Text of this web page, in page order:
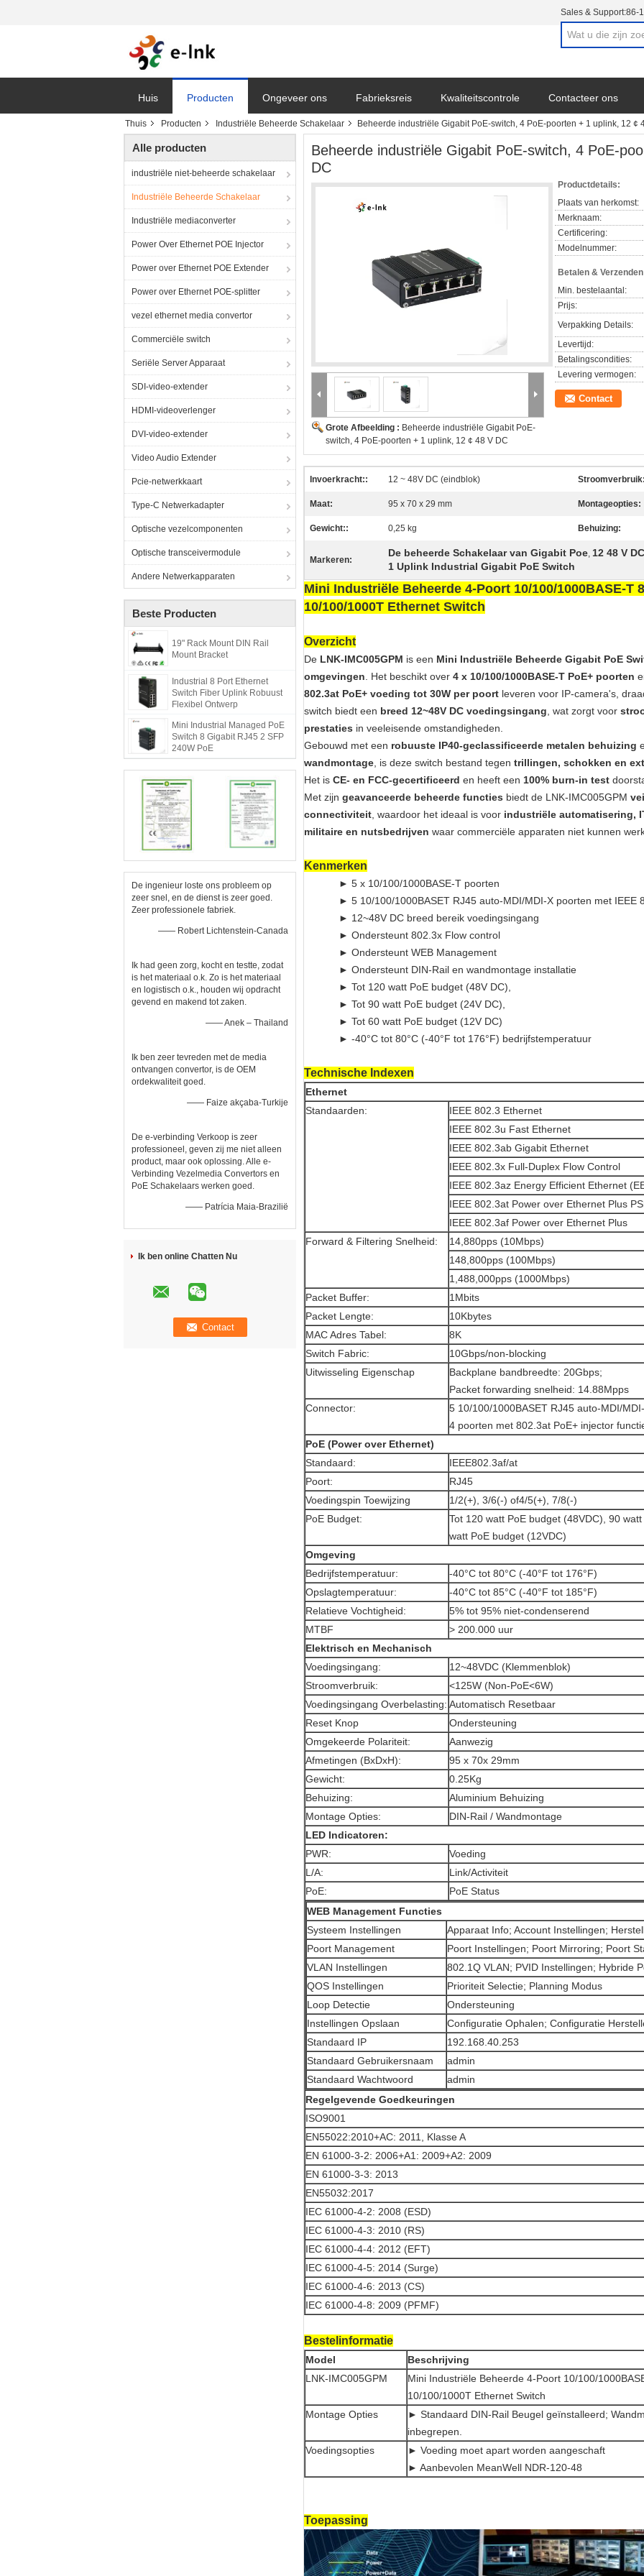
Sales & Support:86-
Huis Producten Ongeveer ons Fabrieksreis Kwaliteitscontrole Contacteer ons
Thuis Producten Industriële Beheerde Schakelaar Beheerde industriële Gigabit PoE-switch, 4 PoE-poorten + 1 uplink, 12 ¢
Alle producten
industriële niet-beheerde schakelaar
Industriële Beheerde Schakelaar
Industriële mediaconverter
Power Over Ethernet POE Injector
Power over Ethernet POE Extender
Power over Ethernet POE-splitter
vezel ethernet media convertor
Commerciële switch
Seriële Server Apparaat
SDI-video-extender
HDMI-videoverlenger
DVI-video-extender
Video Audio Extender
Pcie-netwerkkaart
Type-C Netwerkadapter
Optische vezelcomponenten
Optische transceivermodule
Andere Netwerkapparaten
Beste Producten
19" Rack Mount DIN Rail
Mount Bracket
Industrial 8 Port Ethernet
Switch Fiber Uplink Robuust
Flexibel Ontwerp
Mini Industrial Managed PoE
Switch 8 Gigabit RJ45 2 SFP
240W PoE
De ingenieur loste ons probleem op
zeer snel, en de dienst is zeer goed.
Zeer professionele fabriek.
—— Robert Lichtenstein-Canada
Ik had geen zorg, kocht en testte, zodat
is het materiaal o.k. Zo is het materiaal
en logistisch o.k., houden wij opdracht
gevend en makend tot zaken.
—— Anek – Thailand
Ik ben zeer tevreden met de media
ontvangen convertor, is de OEM
ordekwaliteit goed.
—— Faize akçaba-Turkije
De e-verbinding Verkoop is zeer
professioneel, geven zij me niet alleen
product, maar ook oplossing. Alle e-
Verbinding Vezelmedia Convertors en
PoE Schakelaars werken goed.
—— Patrícia Maia-Brazilië
Ik ben online Chatten Nu
Beheerde industriële Gigabit PoE-switch, 4 PoE-
DC
Grote Afbeelding : Beheerde industriële Gigabit PoE-
switch, 4 PoE-poorten + 1 uplink, 12 ¢ 48 V DC
Productdetails:
Plaats van herkomst:
Merknaam:
Certificering:
Modelnummer:
Betalen &
Min. bestelaantal:
Prijs:
Verpakking Details:
Levertijd:
Betalingscondities:
Levering vermogen:
Contact
Invoerkracht:: 12 ~ 48V DC (eindblok)
Maat: 95 x 70 x 29 mm Montageopties:
Gewicht:: 0,25 kg Behuizing:
Markeren:
De beheerde Schakelaar van Gigabit Poe, 12 48 V
1 Uplink Industrial Gigabit PoE Switch
Mini Industriële Beheerde 4-Poort 10/100/1000BASE-T
10/100/1000T Ethernet Switch
Overzicht
De LNK-IMC005GPM is een Mini Industriële Beheerde Gigabit PoE
omgevingen . Het beschikt over 4 x 10/100/1000BASE-T PoE+ poorten
802.3at PoE+ voeding tot 30W per poort leveren voor IP-camera's,
switch biedt een breed 12~48V DC voedingsingang , wat zorgt voor
prestaties in veeleisende omstandigheden.
Gebouwd met een robuuste IP40-geclassificeerde metalen behuizing
wandmontage , is deze switch bestand tegen trillingen, schokken en
Het is CE- en FCC-gecertificeerd en heeft een 100% burn-in test
Met zijn geavanceerde beheerde functies biedt de LNK-IMC005GPM
connectiviteit , waardoor het ideaal is voor industriële automatisering,
militaire en nutsbedrijven waar commerciële apparaten niet kunnen
Kenmerken
► 5 x 10/100/1000BASE-T poorten
► 5 10/100/1000BASET RJ45 auto-MDI/MDI-X poorten met IEEE
► 12~48V DC breed bereik voedingsingang
► Ondersteunt 802.3x Flow control
► Ondersteunt WEB Management
► Ondersteunt DIN-Rail en wandmontage installatie
► Tot 120 watt PoE budget (48V DC),
► Tot 90 watt PoE budget (24V DC),
► Tot 60 watt PoE budget (12V DC)
► -40°C tot 80°C (-40°F tot 176°F) bedrijfstemperatuur
Technische Indexen
Ethernet
Standaarden:
IEEE 802.3 Ethernet
IEEE 802.3u Fast Ethernet
IEEE 802.3ab Gigabit Ethernet
IEEE 802.3x Full-Duplex Flow Control
IEEE 802.3az Energy Efficient Ethernet
IEEE 802.3at Power over Ethernet Plus
IEEE 802.3af Power over Ethernet Plus
Forward & Filtering Snelheid:
14,880pps (10Mbps)
148,800pps (100Mbps)
1,488,000pps (1000Mbps)
Packet Buffer:
1Mbits
Packet Lengte:
10Kbytes
MAC Adres Tabel:
8K
Switch Fabric:
10Gbps/non-blocking
Uitwisseling Eigenschap
Backplane bandbreedte: 20Gbps;
Packet forwarding snelheid: 14.88Mpps
Connector:
5 10/100/1000BASET RJ45 auto-MDI/
4 poorten met 802.3at PoE+ injector
PoE (Power over Ethernet)
Standaard:
IEEE802.3af/at
Poort:
RJ45
Voedingspin Toewijzing
1/2(+), 3/6(-) of4/5(+), 7/8(-)
PoE Budget:
Tot 120 watt PoE budget (48VDC), 90
watt PoE budget (12VDC)
Omgeving
Bedrijfstemperatuur:
-40°C tot 80°C (-40°F tot 176°F)
Opslagtemperatuur:
-40°C tot 85°C (-40°F tot 185°F)
Relatieve Vochtigheid:
5% tot 95% niet-condenserend
MTBF
> 200.000 uur
Elektrisch en Mechanisch
Voedingsingang:
12~48VDC (Klemmenblok)
Stroomverbruik:
<125W (Non-PoE<6W)
Voedingsingang Overbelasting: Automatisch Resetbaar
Reset Knop
Ondersteuning
Omgekeerde Polariteit:
Aanwezig
Afmetingen (BxDxH):
95 x 70x 29mm
Gewicht:
0.25Kg
Behuizing:
Aluminium Behuizing
Montage Opties:
DIN-Rail / Wandmontage
LED Indicatoren:
PWR:
Voeding
L/A:
Link/Activiteit
PoE:
PoE Status
WEB Management Functies
Systeem Instellingen
Apparaat Info; Account Instellingen;
Poort Management
Poort Instellingen; Poort Mirroring; Poort
VLAN Instellingen
802.1Q VLAN; PVID Instellingen; Hybride
QOS Instellingen
Prioriteit Selectie; Planning Modus
Loop Detectie
Ondersteuning
Instellingen Opslaan
Configuratie Ophalen; Configuratie
Standaard IP
192.168.40.253
Standaard Gebruikersnaam
admin
Standaard Wachtwoord
admin
Regelgevende Goedkeuringen
ISO9001
EN55022:2010+AC: 2011, Klasse A
EN 61000-3-2: 2006+A1: 2009+A2: 2009
EN 61000-3-3: 2013
EN55032:2017
IEC 61000-4-2: 2008 (ESD)
IEC 61000-4-3: 2010 (RS)
IEC 61000-4-4: 2012 (EFT)
IEC 61000-4-5: 2014 (Surge)
IEC 61000-4-6: 2013 (CS)
IEC 61000-4-8: 2009 (PFMF)
Bestelinformatie
Model
Beschrijving
LNK-IMC005GPM
Mini Industriële Beheerde 4-Poort 10/100/
10/100/1000T Ethernet Switch
Montage Opties
► Standaard DIN-Rail Beugel geïnstalleerd;
inbegrepen.
Voedingsopties
► Voeding moet apart worden aangeschaft
► Aanbevolen MeanWell NDR-120-48
Toepassing